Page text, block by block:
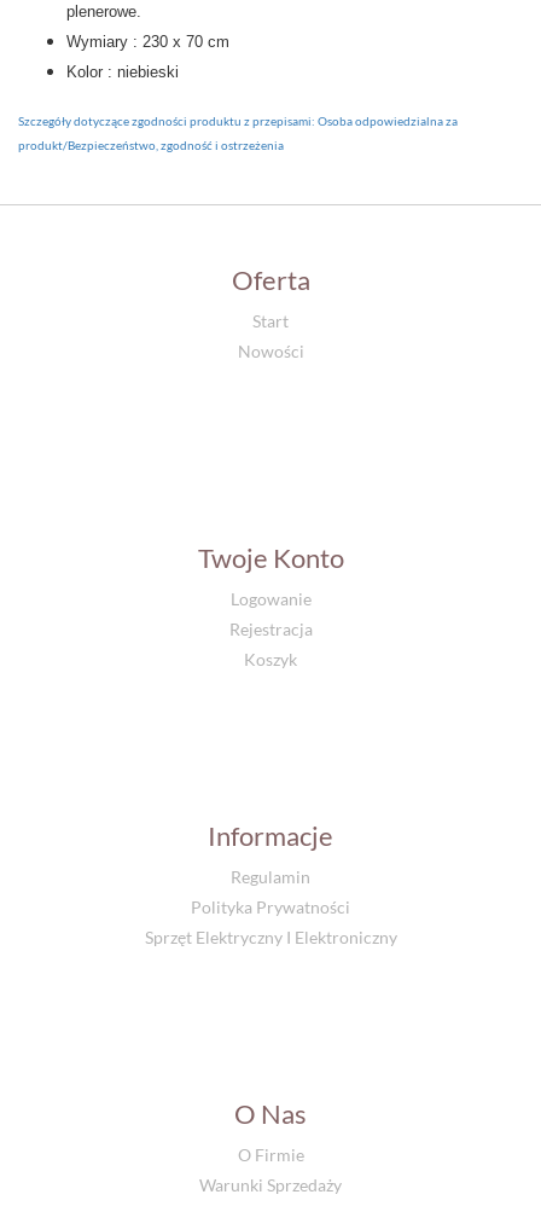
plenerowe.
Wymiary : 230 x 70 cm
Kolor : niebieski
Szczegóły dotyczące zgodności produktu z przepisami: Osoba odpowiedzialna za
produkt/Bezpieczeństwo, zgodność i ostrzeżenia
Oferta
Start
Nowości
Twoje Konto
Logowanie
Rejestracja
Koszyk
Informacje
Regulamin
Polityka Prywatności
Sprzęt Elektryczny I Elektroniczny
O Nas
O Firmie
Warunki Sprzedaży